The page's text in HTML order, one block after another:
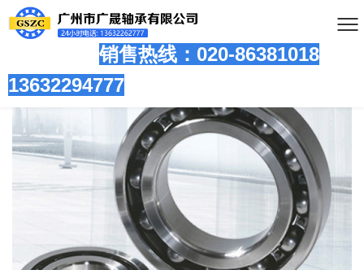
销售热线：020-86381018
13632294777